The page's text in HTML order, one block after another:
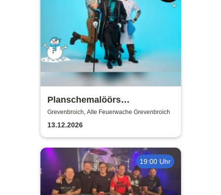
Planschemalöörs
Kinderweihnachtsplansch
Grevenbroich, Alte Feuerwache Grevenbroich
13.12.2026
19:00 Uhr